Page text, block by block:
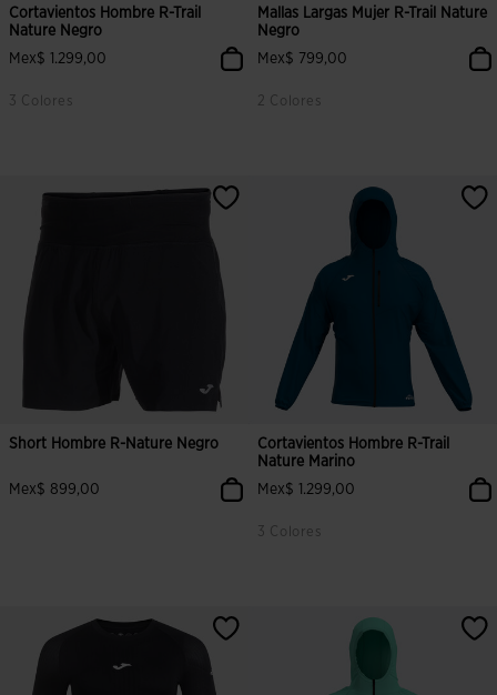
Cortavientos Hombre R-Trail
Nature Negro
Mex$ 1.299,00
3 Colores
Mallas Largas Mujer R-Trail Nature
Negro
Mex$ 799,00
2 Colores
Short Hombre R-Nature Negro
Mex$ 899,00
Cortavientos Hombre R-Trail
Nature Marino
Mex$ 1.299,00
3 Colores